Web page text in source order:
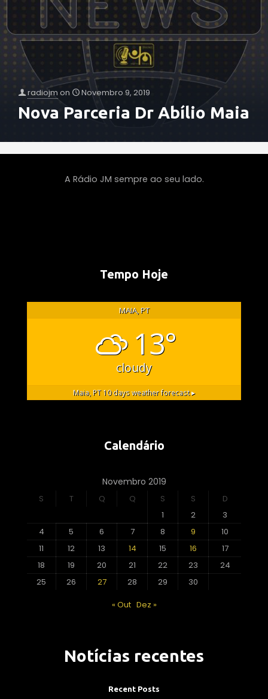
radiojm on Novembro 9, 2019
Nova Parceria Dr Abílio Maia
A Rádio JM sempre ao seu lado.
Tempo Hoje
MAIA, PT
13°
cloudy
Maia, PT10 days weather forecast ▸
Calendário
Novembro 2019
S T Q Q S S
D
1
2
3
4
5 6 7 8 9
10
11
12 13 14 15 16
17
18
19 20 21 22 23
24
25
26 27 28 29
30
« Out Dez »
Notícias recentes
Recent Posts